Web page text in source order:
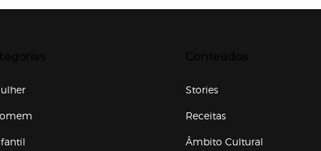
Stories
Receitas
Âmbito Cultural